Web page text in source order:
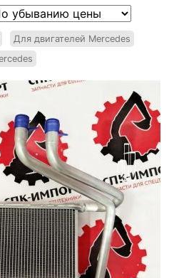
Для двигателей Mercedes